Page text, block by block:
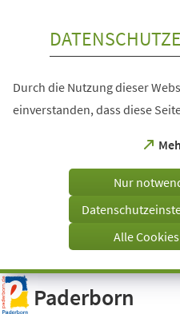
Visuelle
Assistenzsoftware
öffnen.
Durch die Nutzung dieser
einverstanden, dass diese
(Öffnet
einem
Tab)
Nur
Alle
Paderborn